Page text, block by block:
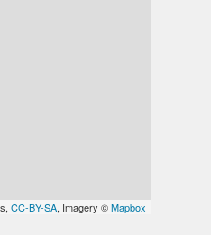
CC-BY-SA, Imagery ©Mapbox